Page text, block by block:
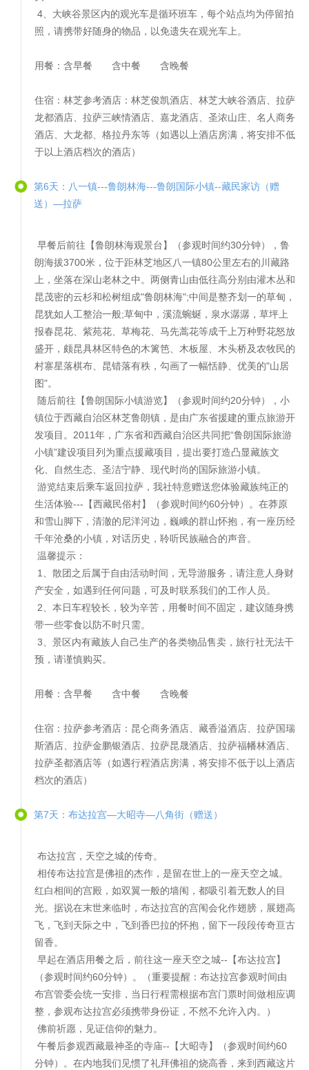
4、大峡谷景区内的观光车是循环班车，每个站点均为停留拍
照，请携带好随身的物品，以免遗失在观光车上。
用餐：含早餐 含中餐 含晚餐
住宿：林芝参考酒店：林芝俊凯酒店、林芝大峡谷酒店、拉萨
龙都酒店、拉萨三峡情酒店、嘉龙酒店、圣浓山庄、名人商务
酒店、大龙都、格拉丹东等（如遇以上酒店房满，将安排不低
于以上酒店档次的酒店）
第6天：八一镇---鲁朗林海---鲁朗国际小镇--藏民家访（赠
送）—拉萨
早餐后前往【鲁朗林海观景台】（参观时间约30分钟），鲁
朗海拔3700米，位于距林芝地区八一镇80公里左右的川藏路
上，坐落在深山老林之中。两侧青山由低往高分别由灌木丛和
昆茂密的云杉和松树组成"鲁朗林海";中间是整齐划一的草甸，
昆犹如人工整治一般;草甸中，溪流蜿蜒，泉水潺潺，草坪上
报春昆花、紫苑花、草梅花、马先蒿花等成千上万种野花怒放
盛开，颇昆具林区特色的木篱笆、木板屋、木头桥及农牧民的
村寨星落棋布、昆错落有秩，勾画了一幅恬静、优美的"山居
图"。
随后前往【鲁朗国际小镇游览】（参观时间约20分钟），小
镇位于西藏自治区林芝鲁朗镇，是由广东省援建的重点旅游开
发项目。2011年，广东省和西藏自治区共同把“鲁朗国际旅游
小镇”建设项目列为重点援藏项目，提出要打造凸显藏族文
化、自然生态、圣洁宁静、现代时尚的国际旅游小镇。
游览结束后乘车返回拉萨，我社特意赠送您体验藏族纯正的
生活体验---【西藏民俗村】（参观时间约60分钟）。在莽原
和雪山脚下，清澈的尼洋河边，巍峨的群山怀抱，有一座历经
千年沧桑的小镇，对话历史，聆听民族融合的声音。
温馨提示：
1、散团之后属于自由活动时间，无导游服务，请注意人身财
产安全，如遇到任何问题，可及时联系我们的工作人员。
2、本日车程较长，较为辛苦，用餐时间不固定，建议随身携
带一些零食以防不时只需。
3、景区内有藏族人自己生产的各类物品售卖，旅行社无法干
预，请谨慎购买。
用餐：含早餐 含中餐 含晚餐
住宿：拉萨参考酒店：昆仑商务酒店、藏香溢酒店、拉萨国瑞
斯酒店、拉萨金鹏银酒店、拉萨昆晟酒店、拉萨福幡林酒店、
拉萨圣都酒店等（如遇行程酒店房满，将安排不低于以上酒店
档次的酒店）
第7天：布达拉宫—大昭寺—八角街（赠送）
布达拉宫，天空之城的传奇。
相传布达拉宫是佛祖的杰作，是留在世上的一座天空之城。
红白相间的宫殿，如双翼一般的墙闱，都吸引着无数人的目
光。据说在末世来临时，布达拉宫的宫闱会化作翅膀，展翅高
飞，飞到天际之中，飞到香巴拉的怀抱，留下一段段传奇亘古
留香。
早起在酒店用餐之后，前往这一座天空之城--【布达拉宫】
（参观时间约60分钟）。（重要提醒：布达拉宫参观时间由
布宫管委会统一安排，当日行程需根据布宫门票时间做相应调
整，参观布达拉宫必须携带身份证，不然不允许入内。）
佛前祈愿，见证信仰的魅力。
午餐后参观西藏最神圣的寺庙--【大昭寺】（参观时间约60
分钟）。在内地我们见惯了礼拜佛祖的烧高香，来到西藏这片